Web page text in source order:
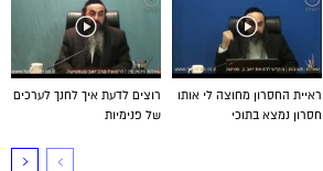
רוצים לדעת איך לחנך לערכים
של פנימיות
ראיית החסרון מחוצה לי אותו
חסרון נמצא בתוכי